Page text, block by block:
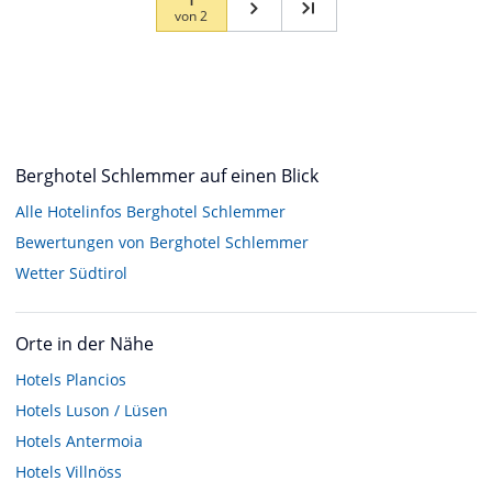
von2
Berghotel Schlemmer auf einen Blick
Alle Hotelinfos Berghotel Schlemmer
Bewertungen von Berghotel Schlemmer
Wetter Südtirol
Orte in der Nähe
Hotels Plancios
Hotels Luson / Lüsen
Hotels Antermoia
Hotels Villnöss